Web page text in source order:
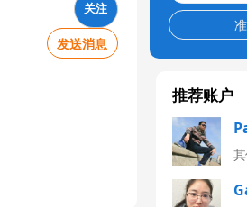
关注
发送消息
推荐账户